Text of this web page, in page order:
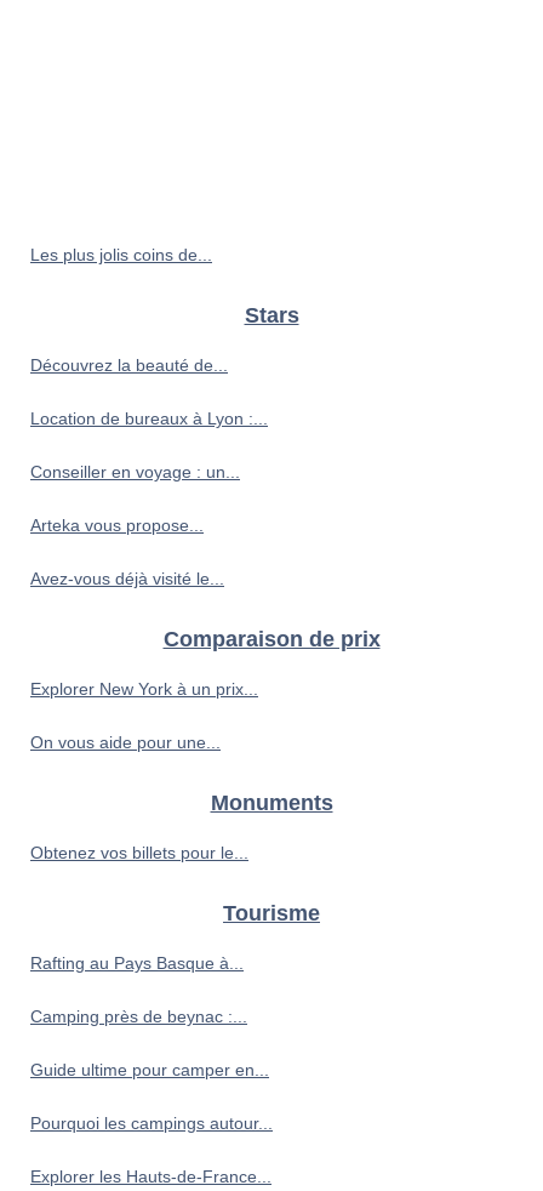
Les plus jolis coins de...
Stars
Découvrez la beauté de...
Location de bureaux à Lyon :...
Conseiller en voyage : un...
Arteka vous propose...
Avez-vous déjà visité le...
Comparaison de prix
Explorer New York à un prix...
On vous aide pour une...
Monuments
Obtenez vos billets pour le...
Tourisme
Rafting au Pays Basque à...
Camping près de beynac :...
Guide ultime pour camper en...
Pourquoi les campings autour...
Explorer les Hauts-de-France...